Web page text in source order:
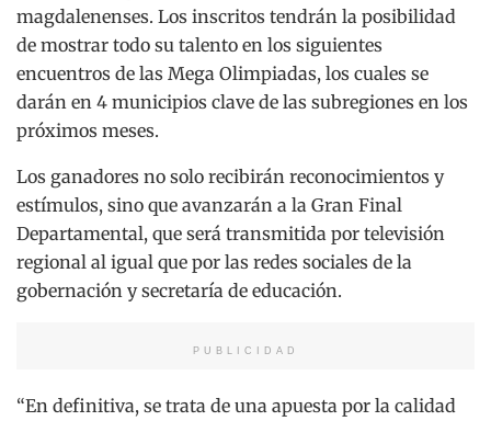
magdalenenses. Los inscritos tendrán la posibilidad
de mostrar todo su talento en los siguientes
encuentros de las Mega Olimpiadas, los cuales se
darán en 4 municipios clave de las subregiones en los
próximos meses.
Los ganadores no solo recibirán reconocimientos y
estímulos, sino que avanzarán a la Gran Final
Departamental, que será transmitida por televisión
regional al igual que por las redes sociales de la
gobernación y secretaría de educación.
PUBLICIDAD
“En definitiva, se trata de una apuesta por la calidad